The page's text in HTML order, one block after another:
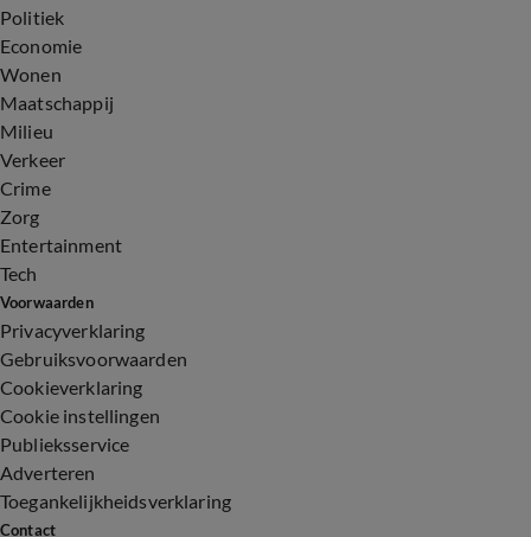
Politiek
Economie
Wonen
Maatschappij
Milieu
Verkeer
Crime
Zorg
Entertainment
Tech
Voorwaarden
Privacyverklaring
Gebruiksvoorwaarden
Cookieverklaring
Cookie instellingen
Publieksservice
Adverteren
Toegankelijkheidsverklaring
Contact